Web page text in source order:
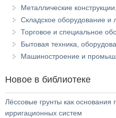
Металлические
Складское оборудование и
Торговое и специальное
Бытовая техника,
Машиностроение и
Новое в библиотеке
Лёссовые грунты как основания
ирригационных систем